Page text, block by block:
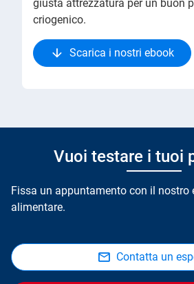
giusta attrezzatura per un buon
criogenico.
Scarica i nostri ebook
Vuoi testare i tuoi
Fissa un appuntamento con il nostro
alimentare.
Contatta un